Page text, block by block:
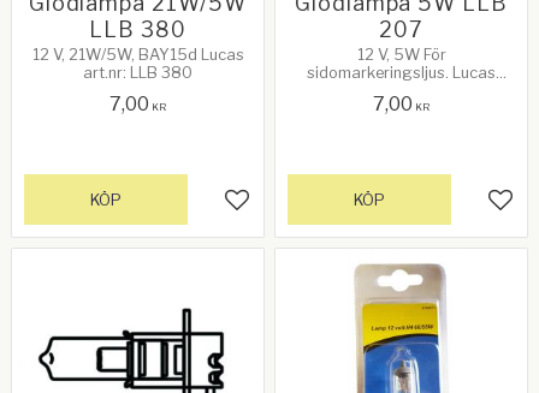
LLB 380
12 V, 21W/5W, BAY15d Lucas
art.nr: LLB 380
7,00 KR
Lägg till i favoriter
KÖP
207
12 V, 5W För
sidomarkeringsljus. Lucas
7,00 KR
KÖP